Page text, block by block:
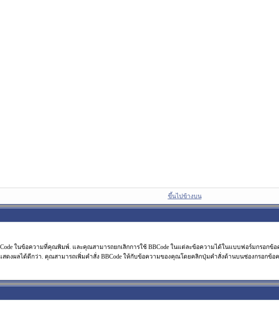
ขึ้นไปข้างบน
ในข้อความที่คุณพิมพ์. และคุณสามารถยกเลิกการใช้ BBCode ในแต่ละข้อความได้ในแบบฟอร์มกรอกข้
ดงผลได้ดีกว่า. คุณสามารถเพิ่มคำสั่ง BBCode ให้กับข้อความของคุณโดยคลิกปุ่มคำสั่งด้านบนช่องกรอกข้อ